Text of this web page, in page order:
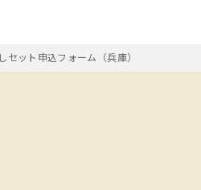
セット申込フォーム（兵庫）